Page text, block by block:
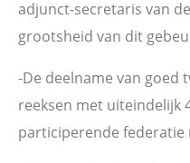
adjunct-secretaris van
grootsheid van dit
-De deelname van goed
reeksen met uiteindelijk
participerende federatie